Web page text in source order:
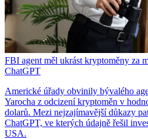
FBI agent měl ukrást kryptoměny za
ChatGPT
Americké úřady obvinily bývalého
Yarocha z odcizení kryptoměn v
dolarů. Mezi nejzajímavější důkazy
ChatGPT, ve kterých údajně řešil
USA.